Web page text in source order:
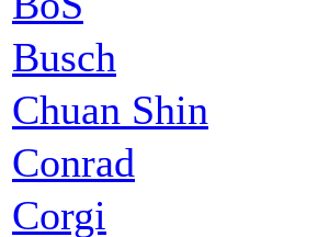
Busch
Chuan Shin
Conrad
Corgi